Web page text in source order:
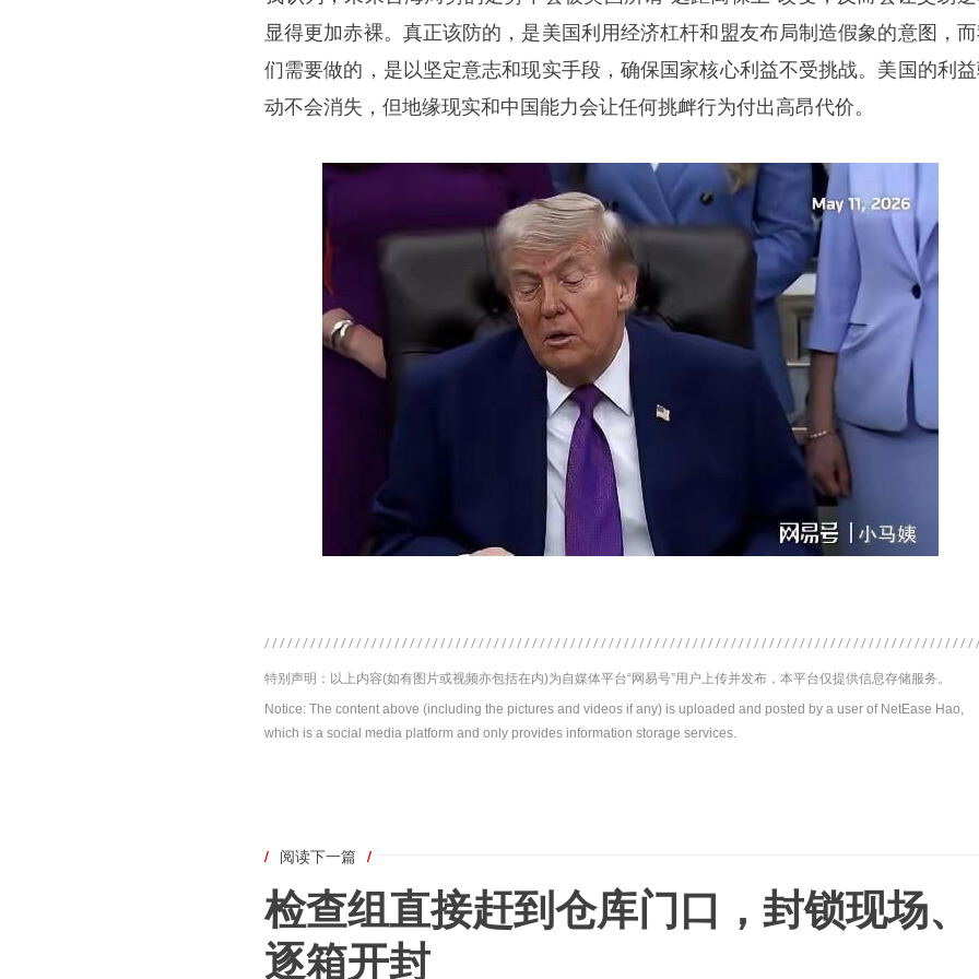
显得更加赤裸。真正该防的，是美国利用经济杠杆和盟友布局制造假象的意图，
们需要做的，是以坚定意志和现实手段，确保国家核心利益不受挑战。美国的利
动不会消失，但地缘现实和中国能力会让任何挑衅行为付出高昂代价。
特别声明：以上内容(如有图片或视频亦包括在内)为自媒体平台“网易号”用户上传并发布，本平台仅提供信息存储服务。
Notice: The content above (including the pictures and videos if any) is uploaded and posted by a user of NetEase Hao,
which is a social media platform and only provides information storage services.
/ 阅读下一篇 /
检查组直接赶到仓库门口，封锁现场、
逐箱开封